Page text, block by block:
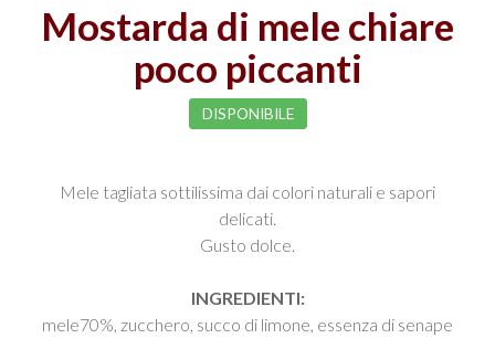
Mostarda di mele chiare
poco piccanti
DISPONIBILE
Mele tagliata sottilissima dai colori naturali e sapori
delicati.
Gusto dolce.
INGREDIENTI:
mele70%, zucchero, succo di limone, essenza di senape